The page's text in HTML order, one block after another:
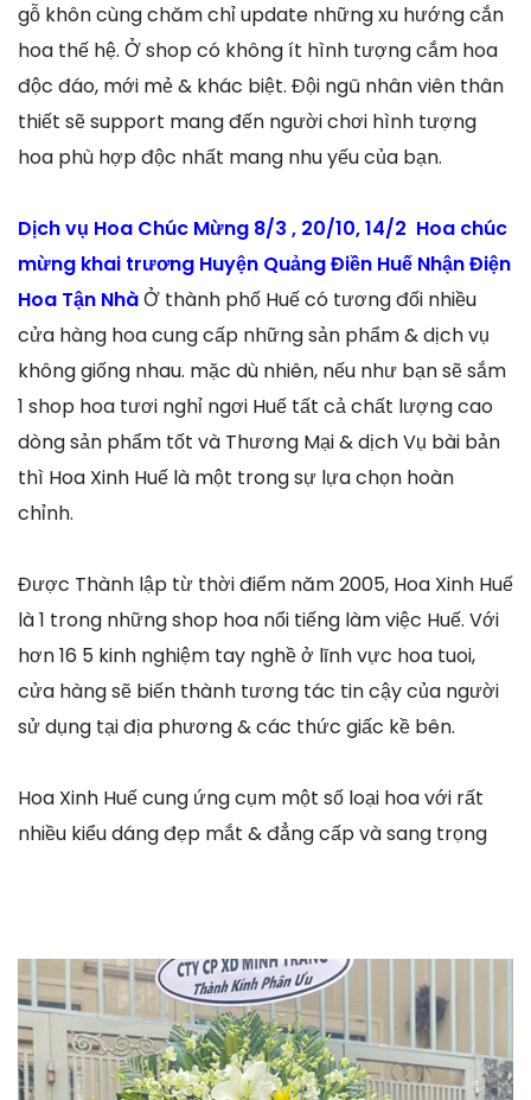
gỗ khôn cùng chăm chỉ update những xu hướng cắn
hoa thế hệ. Ở shop có không ít hình tượng cắm hoa
độc đáo, mới mẻ & khác biệt. Đội ngũ nhân viên thân
thiết sẽ support mang đến người chơi hình tượng
hoa phù hợp độc nhất mang nhu yếu của bạn.
Dịch vụ Hoa Chúc Mừng 8/3 , 20/10, 14/2 Hoa chúc
mừng khai trương Huyện Quảng Điền Huế Nhận Điện
Hoa Tận NhàỞ thành phố Huế có tương đối nhiều
cửa hàng hoa cung cấp những sản phẩm & dịch vụ
không giống nhau. mặc dù nhiên, nếu như bạn sẽ sắm
1 shop hoa tươi nghỉ ngơi Huế tất cả chất lượng cao
dòng sản phẩm tốt và Thương Mại & dịch Vụ bài bản
thì Hoa Xinh Huế là một trong sự lựa chọn hoàn
chỉnh.
Được Thành lập từ thời điểm năm 2005, Hoa Xinh Huế
là 1 trong những shop hoa nổi tiếng làm việc Huế. Với
hơn 16 5 kinh nghiệm tay nghề ở lĩnh vực hoa tuoi,
cửa hàng sẽ biến thành tương tác tin cậy của người
sử dụng tại địa phương & các thức giấc kề bên.
Hoa Xinh Huế cung ứng cụm một số loại hoa với rất
nhiều kiểu dáng đẹp mắt & đẳng cấp và sang trọng